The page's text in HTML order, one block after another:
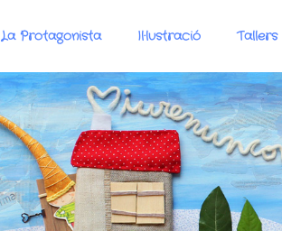
La Protagonista Il·lustració Tallers